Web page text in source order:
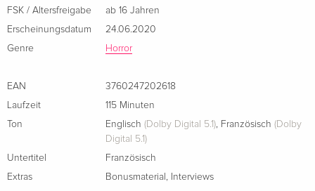
Steelbook, Uncut, 2 DVDs
Deutsch
Deutsch
Digipack, Schuber, Collector's Edition, Uncut,
Deutsch
vergriffen
FSK / Altersfreigabe
ab 16 Jahren
Erscheinungsdatum
24.06.2020
Genre
Horror
EAN
3760247202618
Laufzeit
115 Minuten
Ton
Englisch (Dolby Digital 5.1), Französisch (Dolby
Digital 5.1)
Untertitel
Französisch
Extras
Bonusmaterial , Interviews